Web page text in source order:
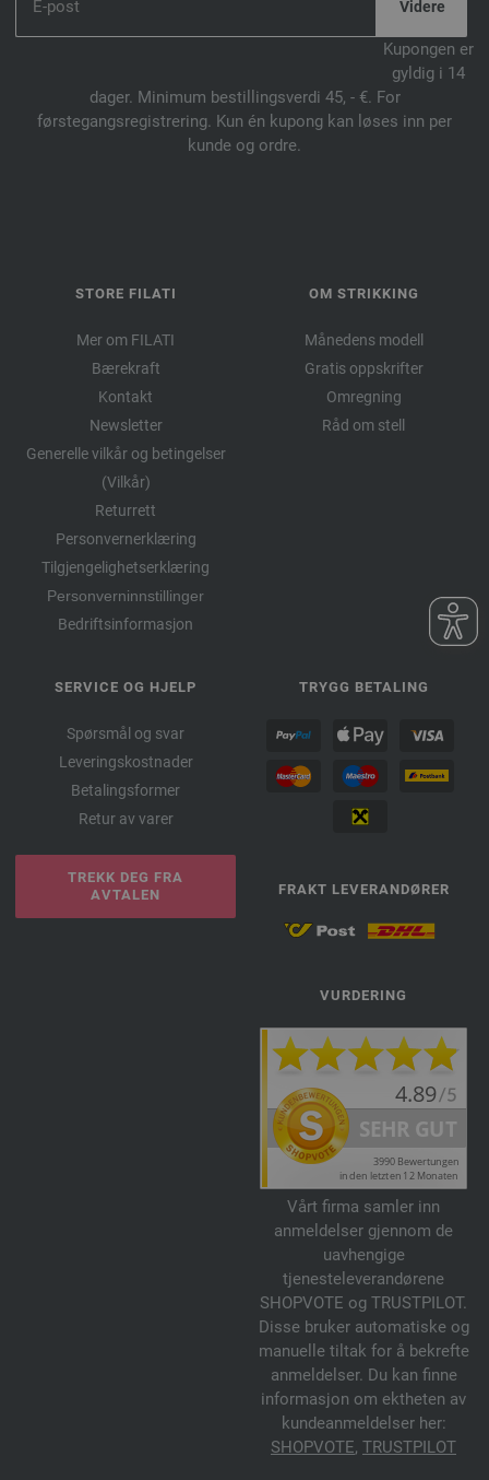
Kupongen er
gyldig i 14
dager. Minimum bestillingsverdi 45, - €. For
førstegangsregistrering. Kun én kupong kan løses inn per
kunde og ordre.
STORE FILATI
Mer om FILATI
Bærekraft
Kontakt
Newsletter
Generelle vilkår og betingelser
(Vilkår)
Returrett
Personvernerklæring
Tilgjengelighetserklæring
Personverninnstillinger
Bedriftsinformasjon
OM STRIKKING
Månedens modell
Gratis oppskrifter
Omregning
Råd om stell
SERVICE OG HJELP
Spørsmål og svar
Leveringskostnader
Betalingsformer
Retur av varer
TREKK DEG FRA
AVTALEN
TRYGG BETALING
FRAKT LEVERANDØRER
VURDERING
Vårt firma samler inn
anmeldelser gjennom de
uavhengige
tjenesteleverandørene
SHOPVOTE og TRUSTPILOT.
Disse bruker automatiske og
manuelle tiltak for å bekrefte
anmeldelser. Du kan finne
informasjon om ektheten av
kundeanmeldelser her:
SHOPVOTE, TRUSTPILOT